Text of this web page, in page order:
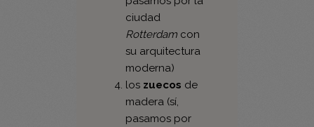
su arquitectura
moderna)
loszuecosde
madera (sí,
pasamos por
Zaanse Schans
un museo al aire